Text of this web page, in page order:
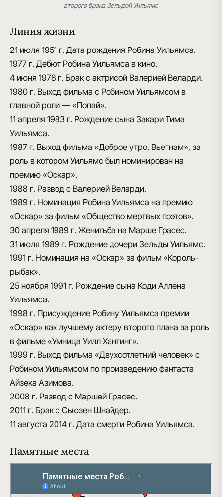
второго брака Зельдой Уильямс
Линия жизни
21 июля 1951 г. Дата рождения Робина Уильямса.
1977 г. Дебют Робина Уильямса в кино.
4 июня 1978 г. Брак с актрисой Валерией Веларди.
1980 г. Выход фильма с Робином Уильямсом в
главной роли — «Попай».
11 апреля 1983 г. Рождение сына Закари Тима
Уильямса.
1987 г. Выход фильма «Доброе утро, Вьетнам», за
роль в котором Уильямс был номинирован на
премию «Оскар».
1988 г. Развод с Валерией Веларди.
1989 г. Номинация Робина Уильямса на премию
«Оскар» за фильм «Общество мертвых поэтов».
30 апреля 1989 г. Женитьба на Марше Грасес.
31 июля 1989 г. Рождение дочери Зельды Уильямс.
1991 г. Номинация на «Оскар» за фильм «Король-
рыбак».
25 ноября 1991 г. Рождение сына Коди Аллена
Уильямса.
1998 г. Присуждение Робину Уильямса премии
«Оскар» как лучшему актеру второго плана за роль
в фильме «Умница Уилл Хантинг».
1999 г. Выход фильма «Двухсотлетний человек» с
Робином Уильямсом по произведению фантаста
Айзека Азимова.
2008 г. Развод с Маршей Грасес.
2011 г. Брак с Сьюзен Шнайдер.
11 августа 2014 г. Дата смерти Робина Уильямса.
Памятные места